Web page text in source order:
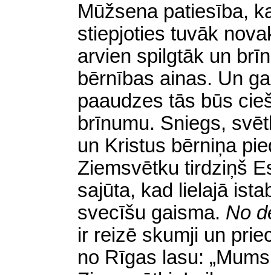
Mūžsena patiesība,
stiepjoties tuvāk
arvien spilgtāk un
bērnības ainas. Un
paaudzes tās būs
brīnumu. Sniegs,
un Kristus bērniņa
Ziemsvētku tirdziņš
sajūta, kad lielajā
svecīšu gaisma. No
ir reizē skumji un
no Rīgas lasu: